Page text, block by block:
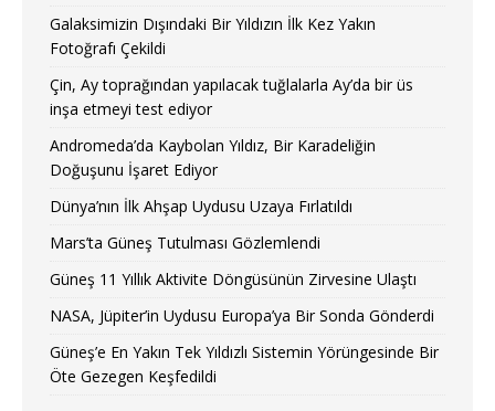
Galaksimizin Dışındaki Bir Yıldızın İlk Kez Yakın
Fotoğrafı Çekildi
Çin, Ay toprağından yapılacak tuğlalarla Ay’da bir üs
inşa etmeyi test ediyor
Andromeda’da Kaybolan Yıldız, Bir Karadeliğin
Doğuşunu İşaret Ediyor
Dünya’nın İlk Ahşap Uydusu Uzaya Fırlatıldı
Mars’ta Güneş Tutulması Gözlemlendi
Güneş 11 Yıllık Aktivite Döngüsünün Zirvesine Ulaştı
NASA, Jüpiter’in Uydusu Europa’ya Bir Sonda Gönderdi
Güneş’e En Yakın Tek Yıldızlı Sistemin Yörüngesinde Bir
Öte Gezegen Keşfedildi